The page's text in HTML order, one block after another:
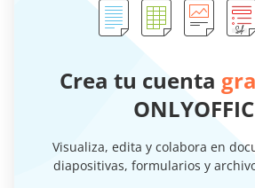
Crea tu cuenta
Visualiza, edita y colabora en
diapositivas, formularios y